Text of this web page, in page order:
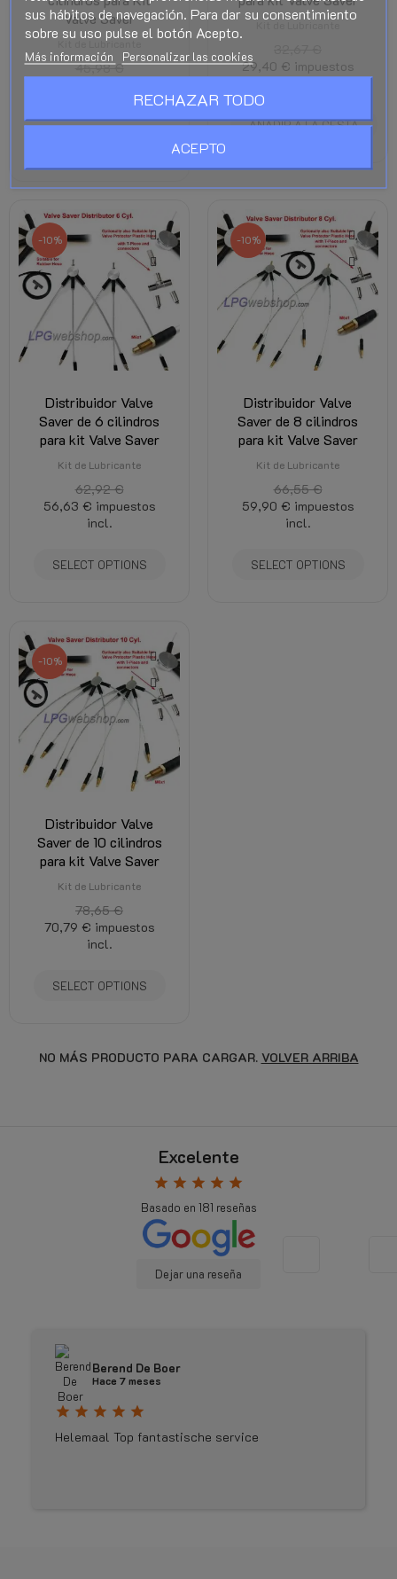
Valve Saver
Kit de Lubricante
45,98 €
29,40 € impuestos
incl.
AÑADIR A LA CESTA
-10%
Distribuidor Valve
Saver de 6 cilindros
para kit Valve Saver
Kit de Lubricante
62,92 €
56,63 € impuestos
incl.
SELECT OPTIONS
-10%
Distribuidor Valve
Saver de 8 cilindros
para kit Valve Saver
Kit de Lubricante
66,55 €
59,90 € impuestos
incl.
SELECT OPTIONS
-10%
Distribuidor Valve
Saver de 10 cilindros
para kit Valve Saver
Kit de Lubricante
78,65 €
70,79 € impuestos
incl.
SELECT OPTIONS
NO MÁS PRODUCTO PARA CARGAR. VOLVER ARRIBA
Excelente
star star star star star
Basado en 181 reseñas
Dejar una reseña
Berend De Boer
Hace 7 meses
star star star star star
Helemaal Top fantastische service
sus hábitos de navegación. Para dar su consentimiento
sobre su uso pulse el botón Acepto.
Más información Personalizar las cookies
RECHAZAR TODO
ACEPTO